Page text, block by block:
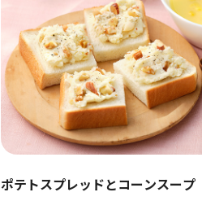
ポテトスプレッドとコーンスープ